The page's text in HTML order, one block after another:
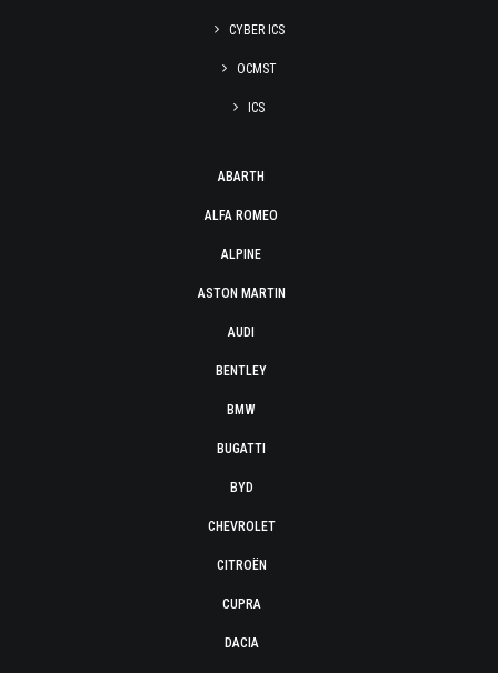
CYBER ICS
OCMST
ICS
ABARTH
ALFA ROMEO
ALPINE
ASTON MARTIN
AUDI
BENTLEY
BMW
BUGATTI
BYD
CHEVROLET
CITROËN
CUPRA
DACIA